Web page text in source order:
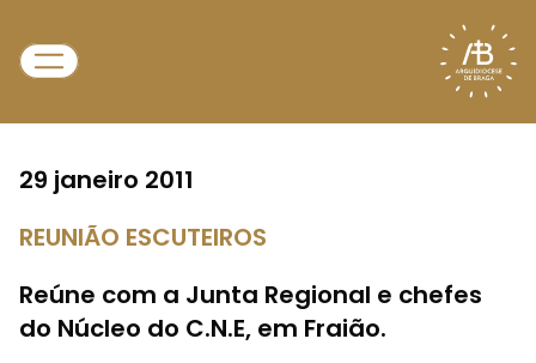
29 janeiro 2011
REUNIÃO ESCUTEIROS
Reúne com a Junta Regional e chefes
do Núcleo do C.N.E, em Fraião.